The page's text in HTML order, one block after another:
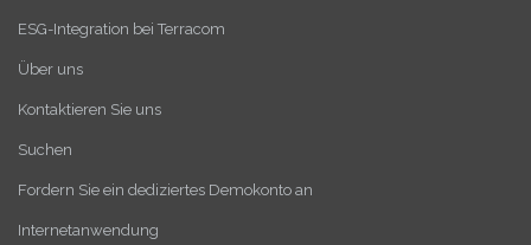
ESG-Integration bei Terracom
Über uns
Kontaktieren Sie uns
Suchen
Fordern Sie ein dediziertes Demokonto an
Internetanwendung